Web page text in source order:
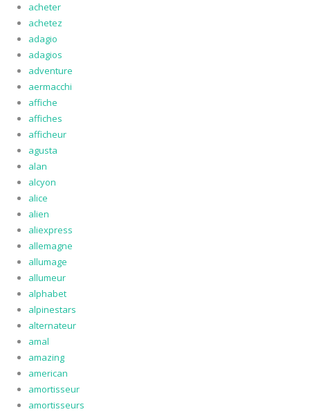
acheter
achetez
adagio
adagios
adventure
aermacchi
affiche
affiches
afficheur
agusta
alan
alcyon
alice
alien
aliexpress
allemagne
allumage
allumeur
alphabet
alpinestars
alternateur
amal
amazing
american
amortisseur
amortisseurs